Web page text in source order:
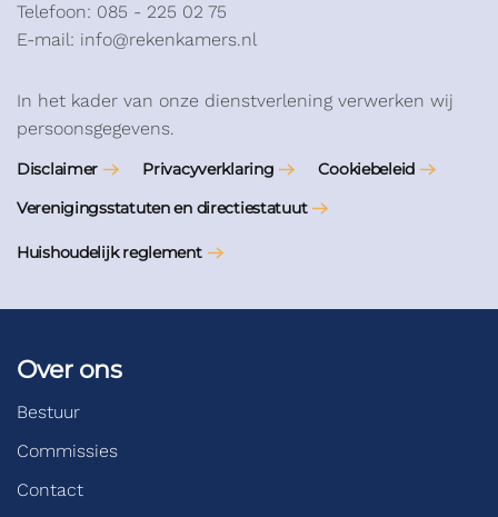
Telefoon: 085 - 225 02 75
E-mail: info@rekenkamers.nl
In het kader van onze dienstverlening verwerken wij
persoonsgegevens.
Disclaimer Privacyverklaring
Cookiebeleid
Verenigingsstatuten en directiestatuut
Huishoudelijk reglement
Over ons
Bestuur
Commissies
Contact